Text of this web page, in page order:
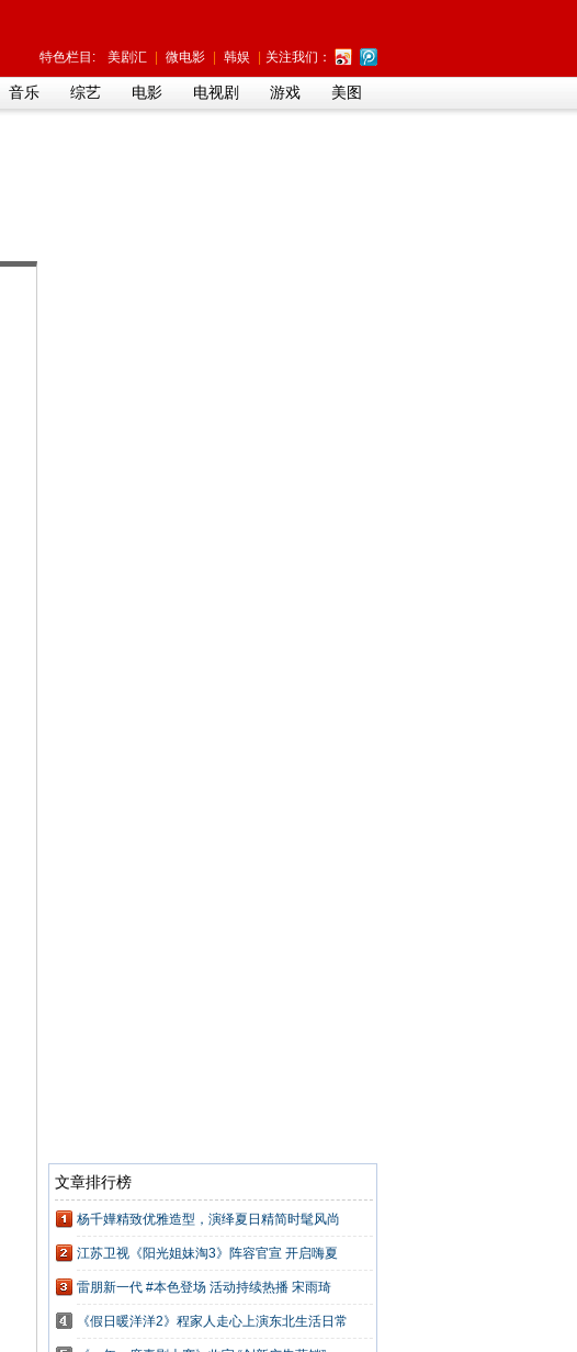
特色栏目: 美剧汇 微电影 韩娱 关注我们：
音乐 综艺 电影 电视剧 游戏 美图